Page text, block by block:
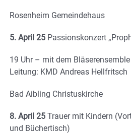
Rosenheim Gemeindehaus
5. April 25 Passionskonzert
19 Uhr – mit dem
Leitung: KMD Andreas Hellfritsch
Bad Aibling Christuskirche
8. April 25 Trauer mit Kindern
und Büchertisch)